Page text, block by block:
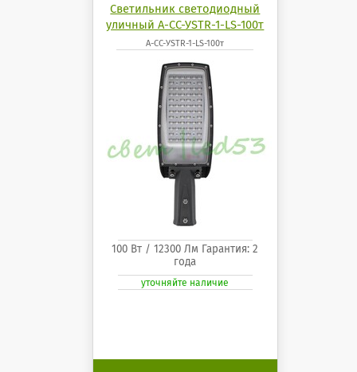
Светильник светодиодный
уличный А-СС-УSTR-1-LS-100т
А-СС-УSTR-1-LS-100т
100 Вт / 12300 Лм Гарантия: 2
года
уточняйте наличие